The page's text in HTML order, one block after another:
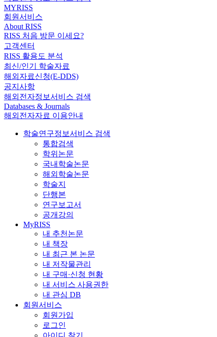
MYRISS
회원서비스
About RISS
RISS 처음 방문 이세요?
고객센터
RISS 활용도 분석
최신/인기 학술자료
해외자료신청(E-DDS)
공지사항
해외전자정보서비스 검색
Databases & Journals
해외전자자료 이용안내
학술연구정보서비스 검색
통합검색
학위논문
국내학술논문
해외학술논문
학술지
단행본
연구보고서
공개강의
MyRISS
내 추천논문
내 책장
내 최근 본 논문
내 저작물관리
내 구매·신청 현황
내 서비스 사용권한
내 관심 DB
회원서비스
회원가입
로그인
아이디 찾기